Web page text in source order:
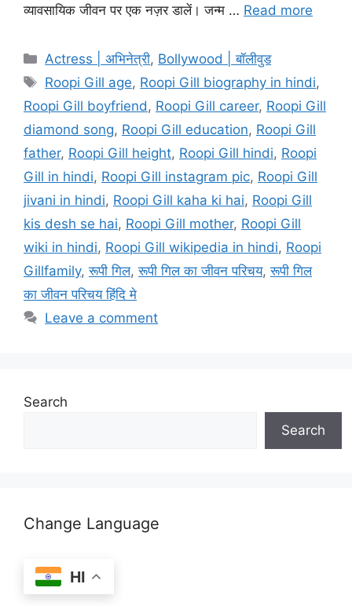
व्यावसायिक जीवन पर एक नज़र डालें। जन्म … Read more
Categories
Actress | अभिनेत्री, Bollywood | बॉलीवुड
Tags
Roopi Gill age, Roopi Gill biography in hindi,
Roopi Gill boyfriend, Roopi Gill career, Roopi Gill
diamond song, Roopi Gill education, Roopi Gill
father, Roopi Gill height, Roopi Gill hindi, Roopi
Gill in hindi, Roopi Gill instagram pic, Roopi Gill
jivani in hindi, Roopi Gill kaha ki hai, Roopi Gill
kis desh se hai, Roopi Gill mother, Roopi Gill
wiki in hindi, Roopi Gill wikipedia in hindi, Roopi
Gillfamily,रूपी गिल,रूपी गिल का जीवन परिचय,रूपी गिल
का जीवन परिचय हिंदि मे
Leave a comment
Search
Search
Change Language
HI